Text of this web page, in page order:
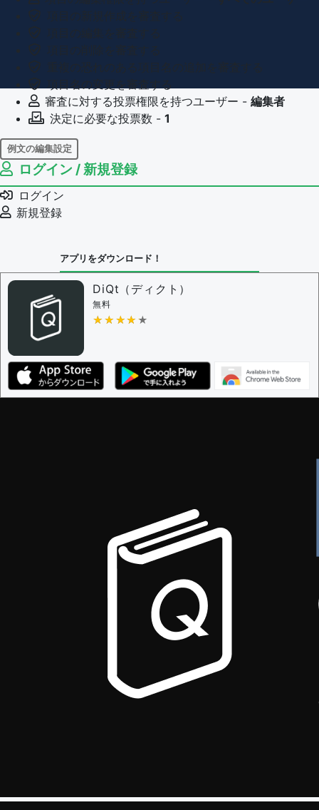
審査に対する投票権限を持つユーザー - 編集者
決定に必要な投票数 - 1
例文の編集設定
例文の編集権限を持つユーザー -
例文の削除を審査する
審査に対する投票権限を持つユーザー -
決定に必要な投票数 -
問題の編集権限を持つユーザー -すべてのユーザー
審査に対する投票権限を持つユーザー -
決定に必要な投票数 -
編集ガイドライン
ログイン / 新規登録
ログイン
新規登録
アプリをダウンロード！
DiQt（ディクト）
無料
★★★★★
★★★★★